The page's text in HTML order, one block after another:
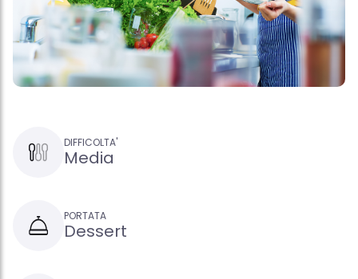
DIFFICOLTA'
Media
PORTATA
Dessert